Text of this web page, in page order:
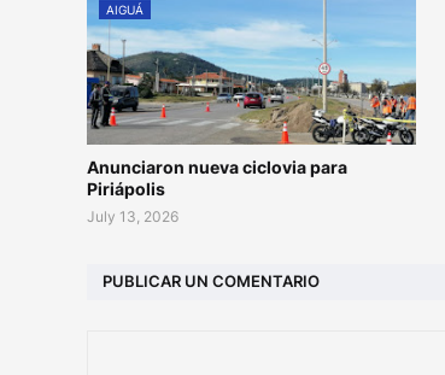
AIGUÁ
Anunciaron nueva ciclovia para
Piriápolis
July 13, 2026
PUBLICAR UN COMENTARIO